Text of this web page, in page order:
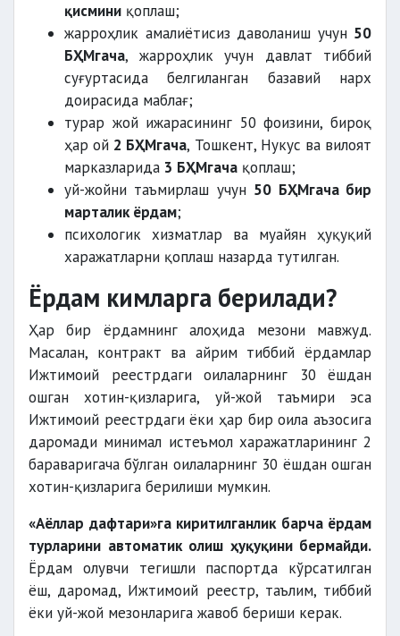
қисмини қоплаш;
жарроҳлик амалиётисиз даволаниш учун 50
БҲМгача, жарроҳлик учун давлат тиббий
суғуртасида белгиланган базавий нарх
доирасида маблағ;
турар жой ижарасининг 50 фоизини, бироқ
ҳар ой 2 БҲМгача, Тошкент, Нукус ва вилоят
марказларида 3 БҲМгача қоплаш;
уй-жойни таъмирлаш учун 50 БҲМгача бир
марталик ёрдам;
психологик хизматлар ва муайян ҳуқуқий
харажатларни қоплаш назарда тутилган.
Ёрдам кимларга берилади?
Ҳар бир ёрдамнинг алоҳида мезони мавжуд.
Масалан, контракт ва айрим тиббий ёрдамлар
Ижтимоий реестрдаги оилаларнинг 30 ёшдан
ошган хотин-қизларига, уй-жой таъмири эса
Ижтимоий реестрдаги ёки ҳар бир оила аъзосига
даромади минимал истеъмол харажатларининг 2
бараваригача бўлган оилаларнинг 30 ёшдан ошган
хотин-қизларига берилиши мумкин.
«Аёллар дафтари»га киритилганлик барча ёрдам
турларини автоматик олиш ҳуқуқини бермайди.
Ёрдам олувчи тегишли паспортда кўрсатилган
ёш, даромад, Ижтимоий реестр, таълим, тиббий
ёки уй-жой мезонларига жавоб бериши керак.